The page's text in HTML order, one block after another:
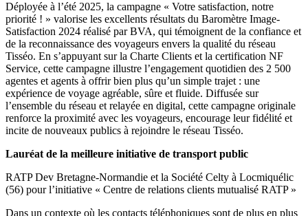
Déployée à l’été 2025, la campagne « Votre satisfaction, notre
priorité ! » valorise les excellents résultats du Baromètre Image-
Satisfaction 2024 réalisé par BVA, qui témoignent de la confiance et
de la reconnaissance des voyageurs envers la qualité du réseau
Tisséo. En s’appuyant sur la Charte Clients et la certification NF
Service, cette campagne illustre l’engagement quotidien des 2 500
agentes et agents à offrir bien plus qu’un simple trajet : une
expérience de voyage agréable, sûre et fluide. Diffusée sur
l’ensemble du réseau et relayée en digital, cette campagne originale
renforce la proximité avec les voyageurs, encourage leur fidélité et
incite de nouveaux publics à rejoindre le réseau Tisséo.
Lauréat de la meilleure initiative de transport public
RATP Dev Bretagne-Normandie et la Société Celty à Locmiquélic
(56) pour l’initiative « Centre de relations clients mutualisé RATP »
Dans un contexte où les contacts téléphoniques sont de plus en plus